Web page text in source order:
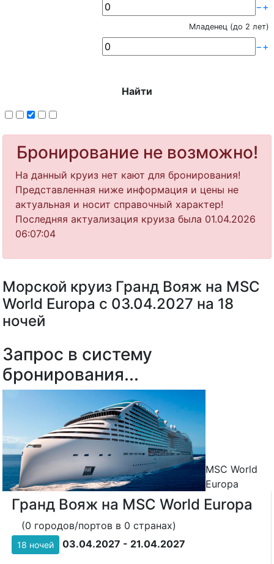
−+
Младенец (до 2 лет)
−+
Найти
Бронирование не возможно!
На данный круиз нет кают для бронирования!
Представленная ниже информация и цены не
актуальная и носит справочный характер!
Последняя актуализация круиза была 01.04.2026
06:07:04
Морской круиз Гранд Вояж на MSC
World Europa с 03.04.2027 на 18
ночей
MSC World
Europa
Гранд Вояж на MSC World Europa
(0 городов/портов в 0 странах)
18 ночей 03.04.2027 - 21.04.2027
Запрос в систему
бронирования...